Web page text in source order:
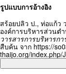
Article
Details
รูปแบบการอ้างอิง
สร้อยปลิว ป., ท่อแก้ว
องค์การบริหารส่วนต
วารสารการบริหารก
สืบค้น จาก https://
thaijo.org/index.php/